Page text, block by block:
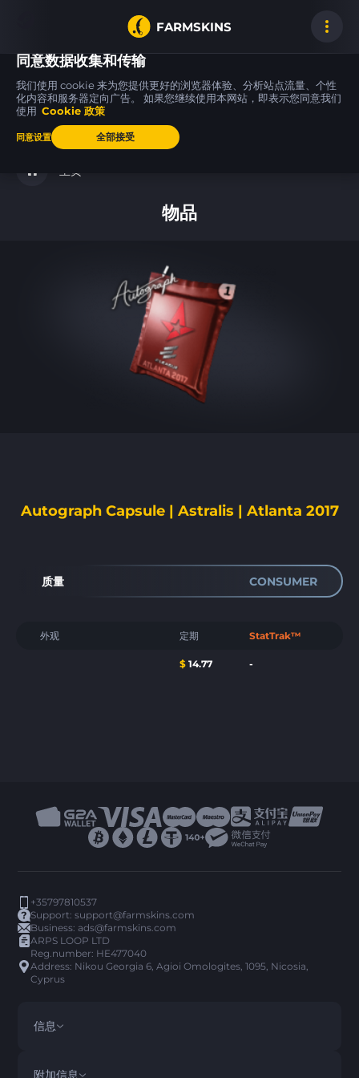
FARMSKINS
0
P250
主页
物品
Autograph Capsule | Astralis | Atlanta 2017
质量 CONSUMER
外观 定期 StatTrak™
$ 14.77 -
+35797810537
Support:support@farmskins.com
Business:ads@farmskins.com
ARPS LOOP LTD
Reg.number: HE477040
Address: Nikou Georgia 6, Agioi Omologites, 1095, Nicosia,
Cyprus
信息
条款与条件
附加信息
同意数据收集和传输
我们使用 cookie 来为您提供更好的浏览器体验、分析站点流量、个性
化内容和服务器定向广告。 如果您继续使用本网站，即表示您同意我们
使用 Cookie 政策
同意设置 全部接受